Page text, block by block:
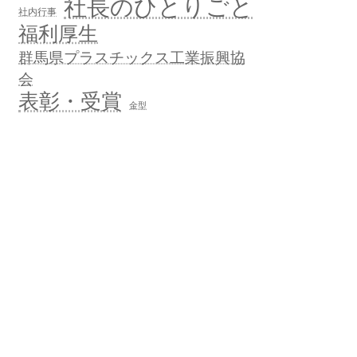
社内行事 社長のひとりごと
福利厚生
群馬県プラスチックス工業振興協
会
表彰・受賞 金型